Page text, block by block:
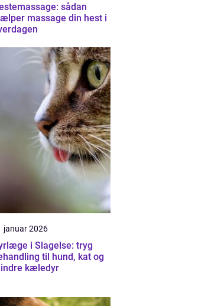
sådan
massage din hest i
januar 2026
i Slagelse: tryg
til hund, kat og
kæledyr